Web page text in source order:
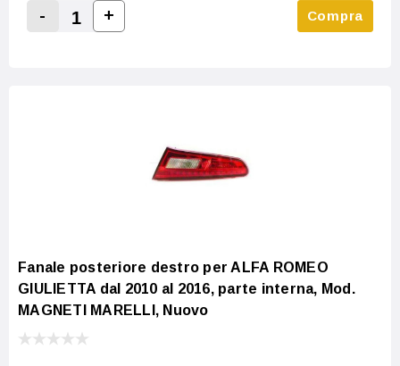
Decrease Quantity:
-
Increase Quantity:
+ Compra
Fanale posteriore destro per ALFA ROMEO
GIULIETTA dal 2010 al 2016, parte interna, Mod.
MAGNETI MARELLI, Nuovo